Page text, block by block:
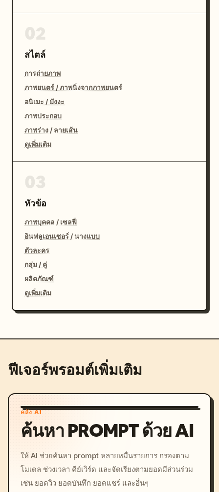
สไตล์
การถ่ายภาพ
ภาพยนตร์ / ภาพนิ่งจากภาพยนตร์
อนิเมะ / มังงะ
ภาพประกอบ
ภาพร่าง / ลายเส้น
ดูเพิ่มเติม
หัวข้อ
ภาพบุคคล / เซลฟี่
อินฟลูเอนเซอร์ / นางแบบ
ตัวละคร
กลุ่ม / คู่
ผลิตภัณฑ์
ดูเพิ่มเติม
ฟีเจอร์พรอมต์เพิ่มเติม
คลัง AI
ค้นหา PROMPT ด้วย AI
ให้ AI ช่วยค้นหา prompt หลายหมื่นรายการ กรองตาม
โมเดล ช่วงเวลา คีย์เวิร์ด และจัดเรียงตามยอดมีส่วนร่วม
เช่น ยอดวิว ยอดบันทึก ยอดแชร์ และอื่นๆ